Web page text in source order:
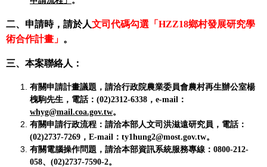
二、申請時，請於人文司代碼勾選「HZZ18鄉村發展研究學
術合作計畫」 。
三、本案聯絡人：
有關申請計畫議題，請洽行政院農業委員會農村再生辦公室楊
槐駒先生，電話： (02)2312-6338 ， e-mail ：
whyg@mail.coa.gov.tw。
有關申請行政流程：請洽本部人文司洪滋遠研究員，電話：
(02)2737-7269 ， E-mail ： ty1hung2@most.gov.tw。
有關電腦操作問題，請洽本部資訊系統服務專線： 0800-212-
058、 (02)2737-7590-2。